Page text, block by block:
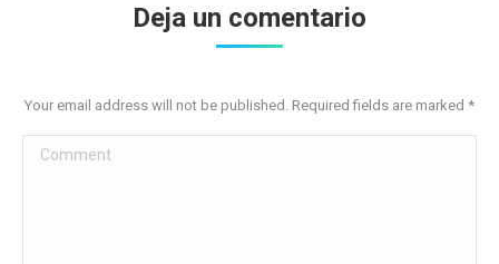
Deja un comentario
Your email address will not be published. Required fields are marked *
Comment